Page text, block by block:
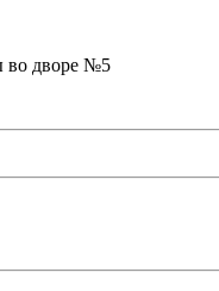
во дворе №5